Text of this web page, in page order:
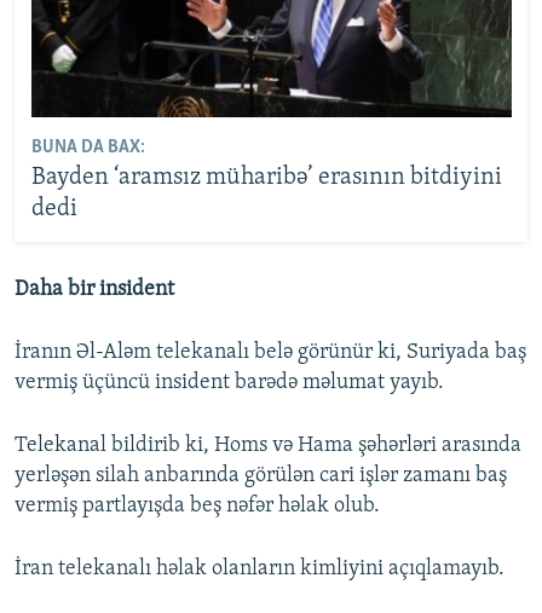
BUNA DA BAX:
Bayden ‘aramsız müharibə’ erasının bitdiyini
dedi
Daha bir insident
İranın Əl-Aləm telekanalı belə görünür ki, Suriyada baş
vermiş üçüncü insident barədə məlumat yayıb.
Telekanal bildirib ki, Homs və Hama şəhərləri arasında
yerləşən silah anbarında görülən cari işlər zamanı baş
vermiş partlayışda beş nəfər həlak olub.
İran telekanalı həlak olanların kimliyini açıqlamayıb.